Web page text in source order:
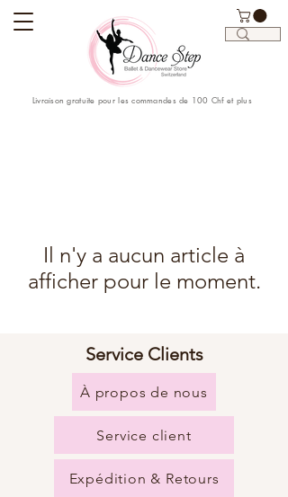
Livraison gratuite pour les commandes de 100 Chf et plus
Il n'y a aucun article à
afficher pour le moment.
Service Clients
À propos de nous
Service client
Expédition & Retours